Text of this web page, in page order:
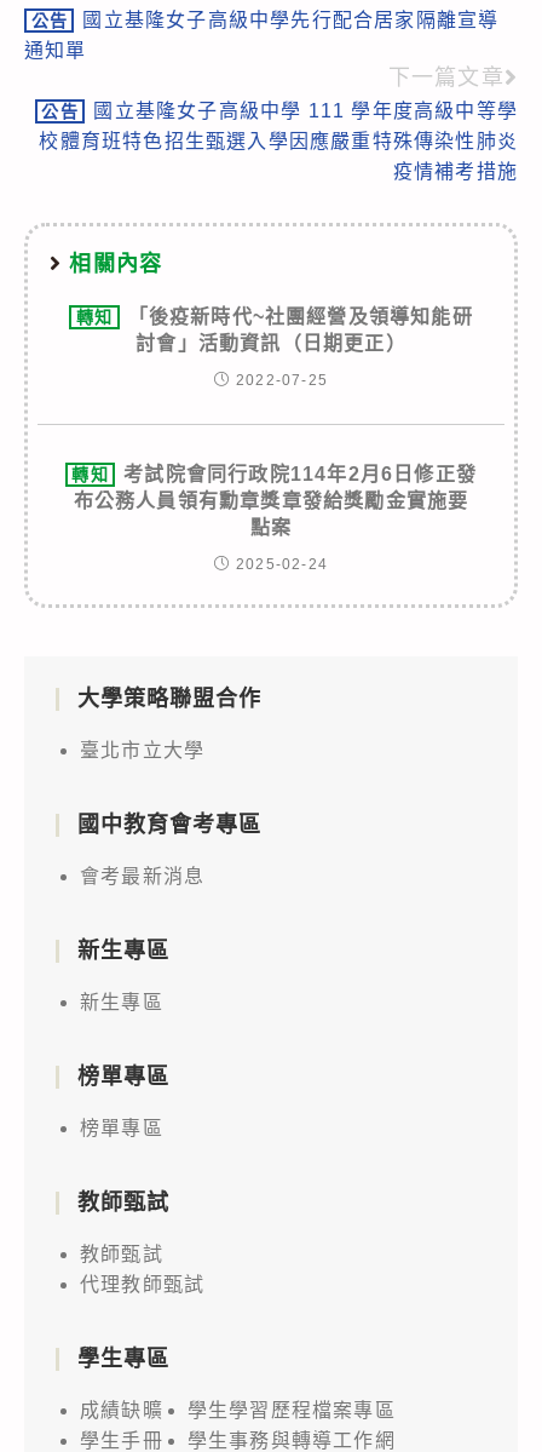
more
公告
國立基隆女子高級中學先行配合居家隔離宣導
通知單
下一篇文章
公告
國立基隆女子高級中學 111 學年度高級中等學
校體育班特色招生甄選入學因應嚴重特殊傳染性肺炎
疫情補考措施
相關內容
轉知
「後疫新時代~社團經營及領導知能研
討會」活動資訊（日期更正）
2022-07-25
轉知
考試院會同行政院114年2月6日修正發
布公務人員領有勳章獎章發給獎勵金實施要
點案
2025-02-24
大學策略聯盟合作
臺北市立大學
國中教育會考專區
會考最新消息
新生專區
新生專區
榜單專區
榜單專區
教師甄試
教師甄試
代理教師甄試
學生專區
成績缺曠
學生學習歷程檔案專區
學生手冊
學生事務與轉導工作網